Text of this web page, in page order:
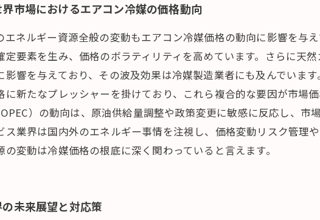
市場におけるエアコン冷媒の価格動向
ネルギー資源全般の変動もエアコン冷媒価格の動向に影響を与
定要素を生み、価格のボラティリティを高めています。さらに天
響を与えており、その波及効果は冷媒製造業者にも及んでいま
に新たなプレッシャーを掛けており、これら複合的な要因が市場
OPEC）の動向は、原油供給量調整や政策変更に敏感に反応し、
業界は国内外のエネルギー事情を注視し、価格変動リスク管理
変動は冷媒価格の根底に深く関わっていると言えます。
未来展望と対応策